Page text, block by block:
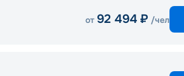
от 92 494 ₽ /чел